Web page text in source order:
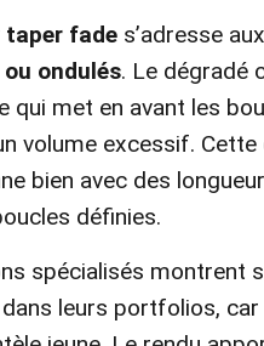
taper fade s’adresse aux
ondulés. Le dégradé
qui met en avant les
volume excessif. Cette
bien avec des
définies.
spécialisés montrent
leurs portfolios, car